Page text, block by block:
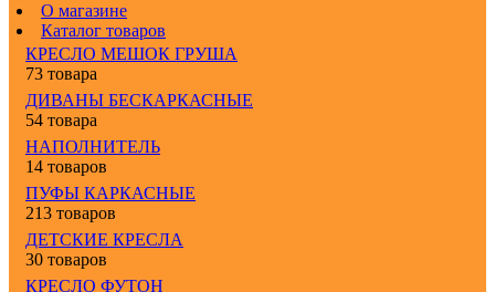
О магазине
Каталог товаров
КРЕСЛО МЕШОК ГРУША
73 товара
ДИВАНЫ БЕСКАРКАСНЫЕ
54 товара
НАПОЛНИТЕЛЬ
14 товаров
ПУФЫ КАРКАСНЫЕ
213 товаров
ДЕТСКИЕ КРЕСЛА
30 товаров
КРЕСЛО ФУТОН